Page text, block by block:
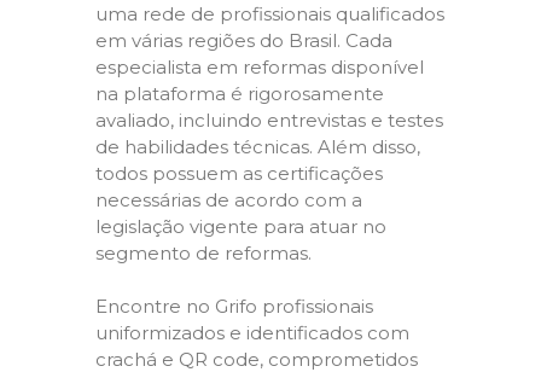
uma rede de profissionais qualificados
em várias regiões do Brasil. Cada
especialista em reformas disponível
na plataforma é rigorosamente
avaliado, incluindo entrevistas e testes
de habilidades técnicas. Além disso,
todos possuem as certificações
necessárias de acordo com a
legislação vigente para atuar no
segmento de reformas.
Encontre no Grifo profissionais
uniformizados e identificados com
crachá e QR code, comprometidos